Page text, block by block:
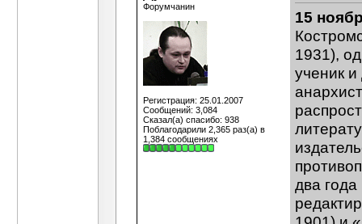
Форумчанин
Регистрация: 25.01.2007
Сообщений: 3,084
Сказал(а) спасибо: 938
Поблагодарили 2,365 раз(а) в
1,384 сообщениях
15
1931),
ученик
два